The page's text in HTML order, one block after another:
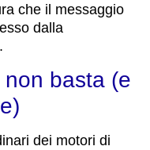
che il messaggio
dalla
non basta (e
dei motori di